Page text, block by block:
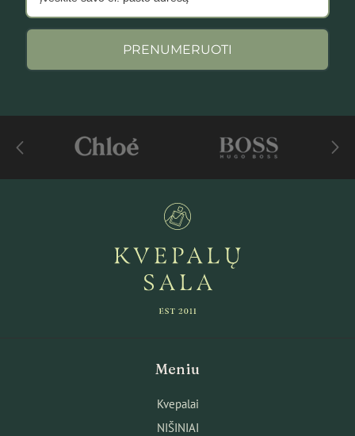
PRENUMERUOTI
Meniu
Kvepalai
NIŠINIAI